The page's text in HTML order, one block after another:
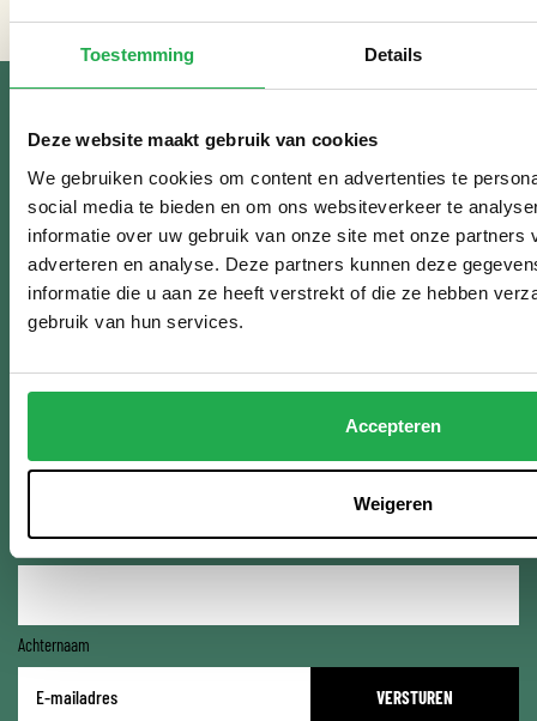
Toestemming Details
Deze website maakt gebruik van cookies
We gebruiken cookies om content en advertenties te
social media te bieden en om ons websiteverkeer te
informatie over uw gebruik van onze site met onze partners
adverteren en analyse. Deze partners kunnen deze
informatie die u aan ze heeft verstrekt of die ze hebben
gebruik van hun services.
Accepteren
Weigeren
ONTVANG WEERPROOF
TIPS IN JE MAILBOX:
Je krijgt maximaal 1x per maand een e-mail en je kan altijd opzeggen!
Ik ben... *
Voornaam
Achternaam
mailadres